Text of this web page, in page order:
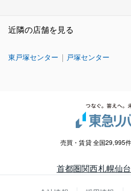
近隣の店舗を見る
東戸塚センター 戸塚センター
売買・賃貸 全国29,995
首都圏関西札幌仙台